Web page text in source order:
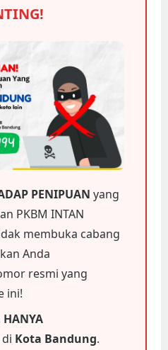
PENIPUAN yang
PKBM INTAN
membuka cabang
Anda
resmi yang
ini!
HANYA
Kota Bandung.